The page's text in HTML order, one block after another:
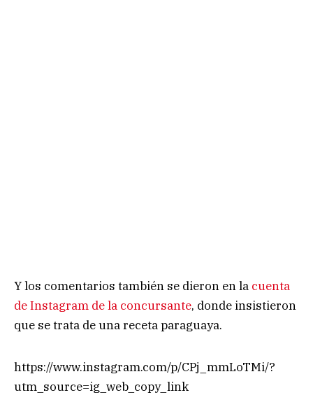
Y los comentarios también se dieron en la cuenta
de Instagram de la concursante, donde insistieron
que se trata de una receta paraguaya.
https://www.instagram.com/p/CPj_mmLoTMi/?
utm_source=ig_web_copy_link